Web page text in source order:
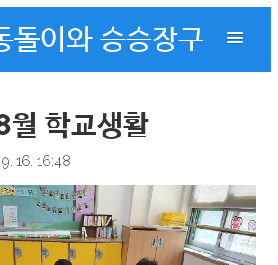
돌이와 승승장구
학교생활
16. 16:48